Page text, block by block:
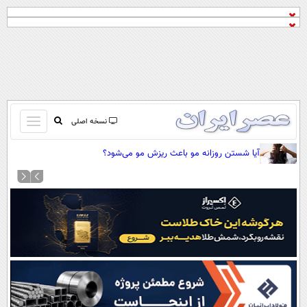
نسخه اصلی
باز
و
کردن
صفحه اول
آرشیو
نظرسنجی
آب و هوا
اوقات شرعی
سواد زندگی
آیا شستن روزانه مو باعث ریزش مو می‌شود؟